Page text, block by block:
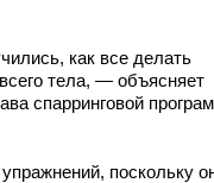
как все делать
тела, — объясняет
спарринговой
поскольку